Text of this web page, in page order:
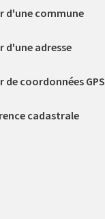
d'une commune
d'une adresse
de coordonnées GPS
cadastrale